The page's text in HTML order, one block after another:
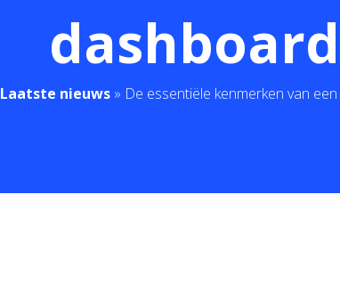
dashboard
Laatste nieuws» De essentiële kenmerken van